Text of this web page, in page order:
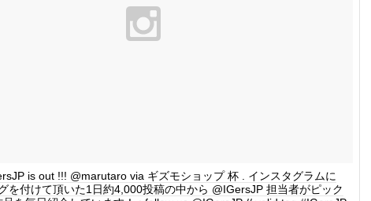
is out !!! @marutaro via ギズモショップ 杯 . インスタグラムに
を付けて頂いた1日約4,000投稿の中から @IGersJP 担当者がピック